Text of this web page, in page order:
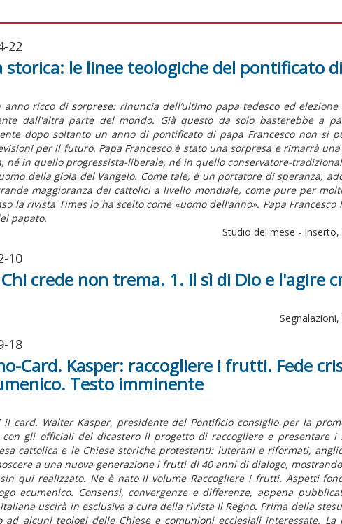
22
storica: le linee teologiche del pontificato
ricco di sorprese: rinuncia dell’ultimo papa tedesco ed
dall'altra parte del mondo. Già questo da solo basterebbe a
dopo soltanto un anno di pontificato di papa Francesco non si
per il futuro. Papa Francesco è stato una sorpresa e rimarrà
né in quello progressista-liberale, né in quello conservatore-
della gioia del Vangelo. Come tale, è un portatore di speranza,
maggioranza dei cattolici a livello mondiale, come pure per
la rivista Times lo ha scelto come «uomo dell’anno». Papa
papato.
Studio del mese -
10
crede non trema. 1. Il sì di Dio e l'agire
18
Card. Kasper: raccogliere i frutti. Fede
Testo imminente
il card. Walter Kasper, presidente del Pontificio consiglio per la
con gli officiali del dicastero il progetto di raccogliere e presentare
cattolica e le Chiese storiche protestanti: luterani e riformati,
a una nuova generazione i frutti di 40 anni di dialogo,
qui realizzato. Ne è nato il volume Raccogliere i frutti. Aspetti
ecumenico. Consensi, convergenze e differenze, appena
uscirà in esclusiva a cura della rivista Il Regno. Prima della
ad alcuni teologi delle Chiese e comunioni ecclesiali interessate. La